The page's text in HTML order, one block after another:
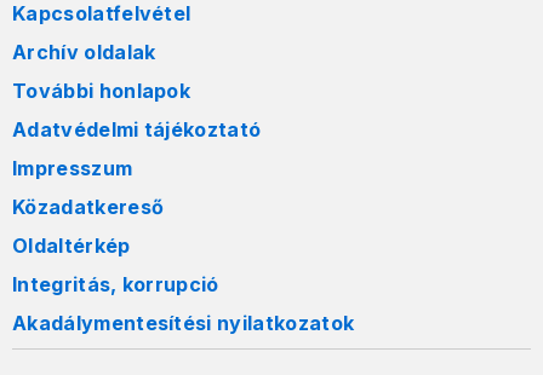
Kapcsolatfelvétel
Archív oldalak
További honlapok
Adatvédelmi tájékoztató
Impresszum
Közadatkereső
Oldaltérkép
Integritás, korrupció
Akadálymentesítési nyilatkozatok